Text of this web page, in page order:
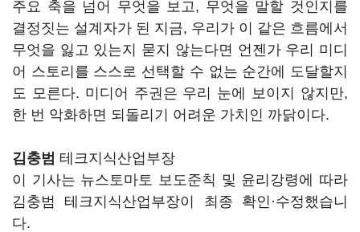
주요 축을 넘어 무엇을 보고, 무엇을 말할 것인지를
결정짓는 설계자가 된 지금, 우리가 이 같은 흐름에서
무엇을 잃고 있는지 묻지 않는다면 언젠가 우리 미디
어 스토리를 스스로 선택할 수 없는 순간에 도달할지
도 모른다. 미디어 주권은 우리 눈에 보이지 않지만,
한 번 악화하면 되돌리기 어려운 가치인 까닭이다.
김충범 테크지식산업부장
이 기사는 뉴스토마토 보도준칙 및 윤리강령에 따라
김충범 테크지식산업부장이 최종 확인·수정했습니
다.